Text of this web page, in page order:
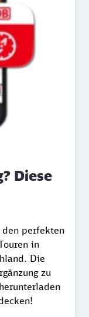
Diese
den perfekten
in
Die
zu